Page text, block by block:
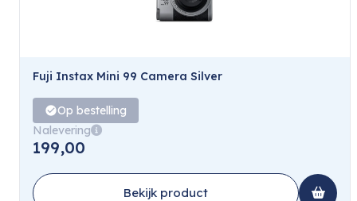
Fuji Instax Mini 99 Camera Silver
Op bestelling
Nalevering
199,00
Bekijk product